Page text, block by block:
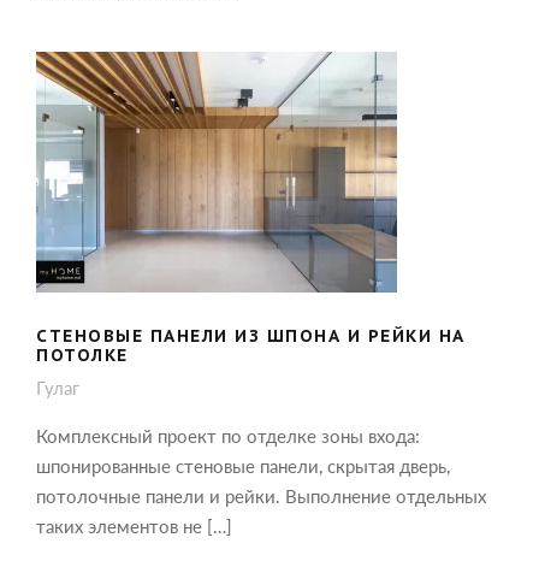
СТЕНОВЫЕ ПАНЕЛИ ИЗ ШПОНА И
РЕЙКИ НА ПОТОЛКЕ
СТЕНОВЫЕ ПАНЕЛИ ИЗ ШПОНА И РЕЙКИ НА
ПОТОЛКЕ
Гулаг
Комплексный проект по отделке зоны входа:
шпонированные стеновые панели, скрытая дверь,
потолочные панели и рейки. Выполнение отдельных
таких элементов не […]